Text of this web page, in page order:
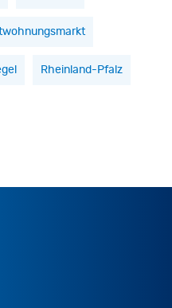
Rheinland-Pfalz